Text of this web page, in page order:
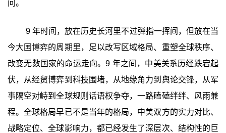
问。
9 年时间，放在历史长河里不过弹指一挥间，但放在当
今大国博弈的周期里，足以改写区域格局、重塑全球秩序、
改变无数国家的命运走向。9 年之间，中美关系历经跌宕起
伏，从经贸博弈到科技围堵，从地缘角力到舆论交锋，从军
事隔空对峙到全球规则话语权争夺，一路磕磕绊绊、风雨兼
程。全球格局早已不是当年的格局，中美双方的实力对比、
战略定位、全球影响力，都已经发生了深层次、结构性的巨